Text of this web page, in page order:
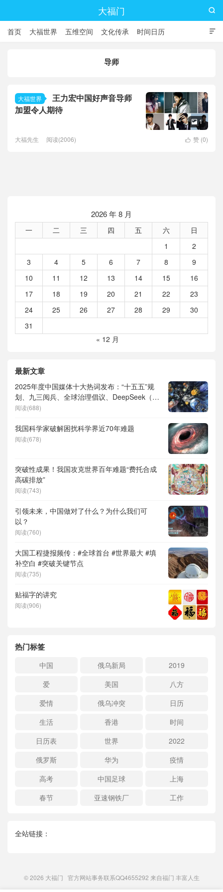
大福门

首页 大福世界 五维空间 文化传承 时间日历

导师
大福世界
王力宏中国好声音导师
加盟令人期待
 1
 赞 (0)
大福先生 阅读(2006)
2026 年 8 月
一 二 三 四 五 六
日
1
2
3
4 5 6 7 8
9
10
11 12 13 14 15
16
17
18 19 20 21 22
23
24
25 26 27 28 29
30
31
« 12 月
最新文章
2025年度中国媒体十大热词发布：“十五五”规
划、九三阅兵、全球治理倡议、DeepSeek（深
度求索）、人形机器人、苏超、票根经济、育
阅读(688)
我国科学家破解困扰科学界近70年难题
阅读(678)
突破性成果！我国攻克世界百年难题“费托合成
高碳排放”
阅读(743)
引领未来，中国做对了什么？为什么我们可
以？
阅读(760)
大国工程捷报频传：#全球首台 #世界最大 #填
补空白 #突破关键节点
阅读(735)
贴福字的讲究
阅读(906)
热门标签
中国 俄乌新局
2019
爱
美国
八方
爱情
俄乌冲突
日历
生活
香港
时间
日历表
世界
2022
俄罗斯
华为
疫情
高考
中国足球
上海
春节
亚速钢铁厂 工作
全站链接：
© 2026 大福门 官方网站事务联系QQ4655292 来自福门 丰富人生